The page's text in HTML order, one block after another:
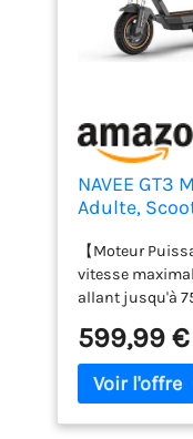
NAVEE
Adulte,
75km,
Verrouillage
【Moteur
vitesse
allant jusqu'à
besoins des
robuste et son
permettent de
599,99 €